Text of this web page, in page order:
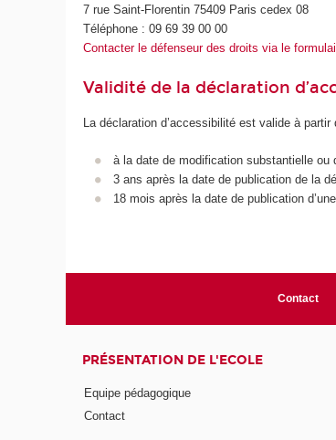
7 rue Saint-Florentin 75409 Paris cedex 08
Téléphone : 09 69 39 00 00
Contacter le défenseur des droits via le
Validité de la déclaration
La déclaration d’accessibilité est valide à
à la date de modification substantielle ou
3 ans après la date de publication de la
18 mois après la date de publication
Contact
PRÉSENTATION DE L'ECOLE
Equipe pédagogique
Contact